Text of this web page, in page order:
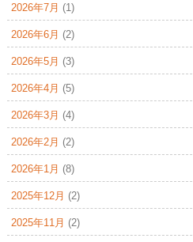
2026年7月 (1)
2026年6月 (2)
2026年5月 (3)
2026年4月 (5)
2026年3月 (4)
2026年2月 (2)
2026年1月 (8)
2025年12月 (2)
2025年11月 (2)